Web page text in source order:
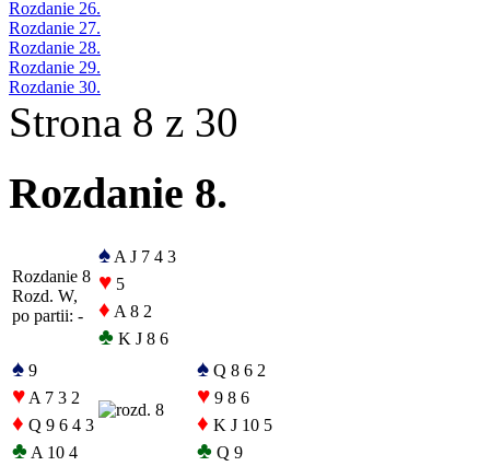
Rozdanie 26.
Rozdanie 27.
Rozdanie 28.
Rozdanie 29.
Rozdanie 30.
Strona 8 z 30
Rozdanie 8.
Rozdanie 8
Rozd. W,
po partii: -
♠ A J 7 4 3
♥ 5
♦ A 8 2
♣ K J 8 6
♠ 9
♥ A 7 3 2
♦ Q 9 6 4 3
♣ A 10 4
♠ Q 8 6 2
♥ 9 8 6
♦ K J 10 5
♣ Q 9